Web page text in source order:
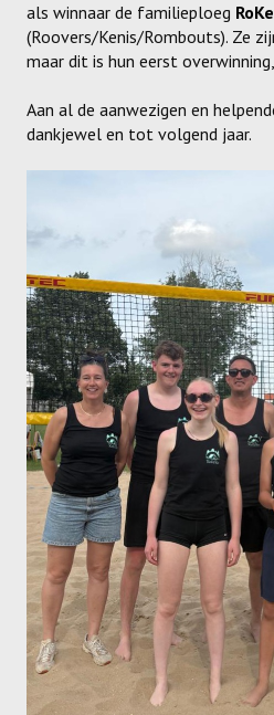
Meisjes U17-A
Dames
Dames D
Dames E
Dames F
Heren
Heren A
Heren B
Heren C
Recrea
Dames Recrea A
Dames Recrea B
als winnaar de familieploeg
(Roovers/Kenis/Rombouts). Ze
maar dit is hun eerst
Aan al de aanwezigen en
dankjewel en tot volgend jaar.